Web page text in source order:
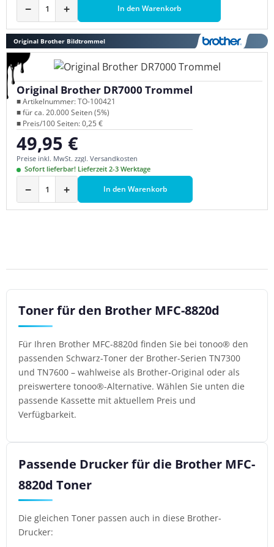
− + In den Warenkorb
Original Brother Bildtrommel
Original Brother DR7000 Trommel
■ Artikelnummer: TO-100421
■ für ca. 20.000 Seiten (5%)
■ Preis/100 Seiten: 0,25 €
Regulärer Preis:
49,95 €
Preise inkl. MwSt. zzgl. Versandkosten
Sofort lieferbar! Lieferzeit 2-3 Werktage
− + In den Warenkorb
Toner für den Brother MFC-8820d
Für Ihren Brother MFC-8820d finden Sie bei tonoo® den
passenden Schwarz-Toner der Brother-Serien TN7300
und TN7600 – wahlweise als Brother-Original oder als
preiswertere tonoo®-Alternative. Wählen Sie unten die
passende Kassette mit aktuellem Preis und
Verfügbarkeit.
Passende Drucker für die Brother MFC-
8820d Toner
Die gleichen Toner passen auch in diese Brother-
Drucker: